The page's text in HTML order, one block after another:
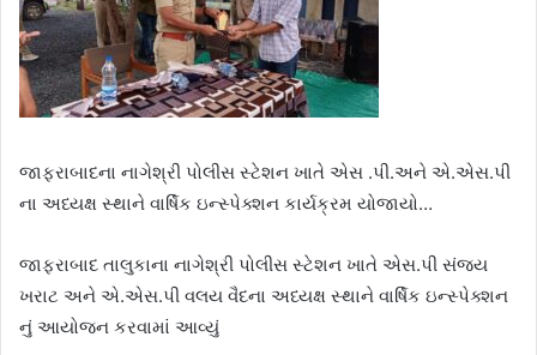
જાફરાબાદના નાગેશ્રી પોલીસ સ્ટેશન ખાતે એસ .પી.અને એ.એસ.પી
ના અધ્યક્ષ સ્થાને વાર્ષિક ઇન્સ્પેક્શન કાર્યક્રમ યોજાયો…
જાફરાબાદ તાલુકાના નાગેશ્રી પોલીસ સ્ટેશન ખાતે એસ.પી સંજય
ખરાટ અને એ.એસ.પી વલય વૈદના અધ્યક્ષ સ્થાને વાર્ષિક ઇન્સ્પેક્શન
નું આયોજન કરવામાં આવ્યું